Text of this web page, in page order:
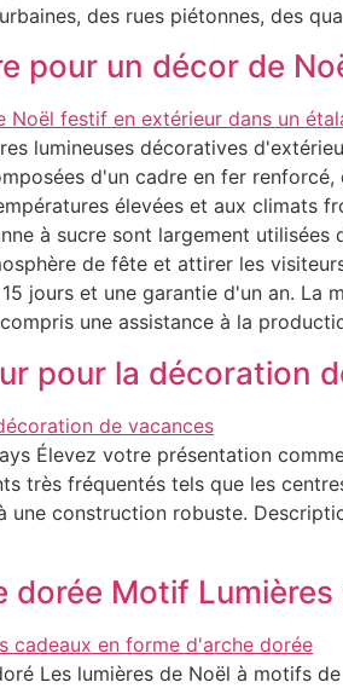
des rues piétonnes, des
pour un décor de
lumineuses décoratives
d'un cadre en fer
élevées et aux climats
à sucre sont largement
de fête et attirer les
jours et une garantie d'un an. La
une assistance à la
pour la décoration
Élevez votre présentation
très fréquentés tels que les
construction robuste.
Motif
Les lumières de Noël à motifs